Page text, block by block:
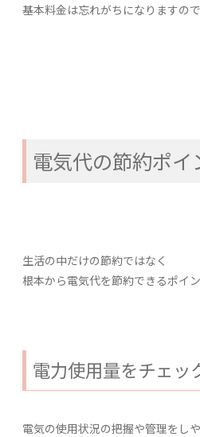
基本料金は忘れがちになりますので
電気代の節約ポイ
生活の中だけの節約ではなく
根本から電気代を節約できるポイ
電力使用量をチェッ
電気の使用状況の把握や管理をし